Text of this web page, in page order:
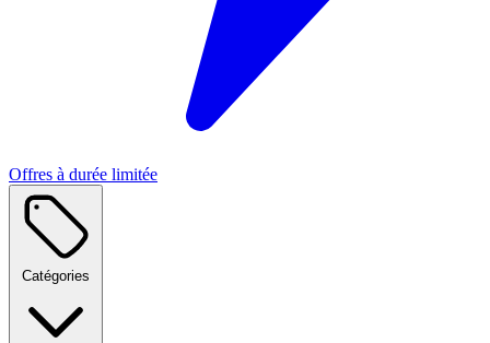
Offres à durée limitée
Catégories